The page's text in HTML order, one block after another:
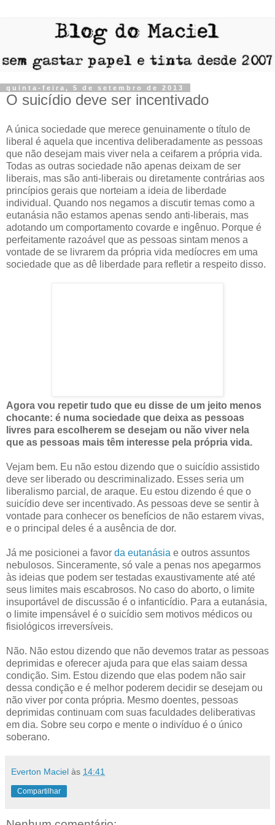
quinta-feira, 5 de setembro de 2013
O suicídio deve ser incentivado
A única sociedade que merece genuinamente o título de
liberal é aquela que incentiva deliberadamente as pessoas
que não desejam mais viver nela a ceifarem a própria vida.
Todas as outras sociedade não apenas deixam de ser
liberais, mas são anti-liberais ou diretamente contrárias aos
princípios gerais que norteiam a ideia de liberdade
individual. Quando nos negamos a discutir temas como a
eutanásia não estamos apenas sendo anti-liberais, mas
adotando um comportamento covarde e ingênuo. Porque é
perfeitamente razoável que as pessoas sintam menos a
vontade de se livrarem da própria vida medíocres em uma
sociedade que as dê liberdade para refletir a respeito disso.
Agora vou repetir tudo que eu disse de um jeito menos
chocante: é numa sociedade que deixa as pessoas
livres para escolherem se desejam ou não viver nela
que as pessoas mais têm interesse pela própria vida.
Vejam bem. Eu não estou dizendo que o suicídio assistido
deve ser liberado ou descriminalizado. Esses seria um
liberalismo parcial, de araque. Eu estou dizendo é que o
suicídio deve ser incentivado. As pessoas deve se sentir à
vontade para conhecer os benefícios de não estarem vivas,
e o principal deles é a ausência de dor.
Já me posicionei a favor da eutanásia e outros assuntos
nebulosos. Sinceramente, só vale a penas nos apegarmos
às ideias que podem ser testadas exaustivamente até até
seus limites mais escabrosos. No caso do aborto, o limite
insuportável de discussão é o infanticídio. Para a eutanásia,
o limite impensável é o suicídio sem motivos médicos ou
fisiológicos irreversíveis.
Não. Não estou dizendo que não devemos tratar as pessoas
deprimidas e oferecer ajuda para que elas saiam dessa
condição. Sim. Estou dizendo que elas podem não sair
dessa condição e é melhor poderem decidir se desejam ou
não viver por conta própria. Mesmo doentes, pessoas
deprimidas continuam com suas faculdades deliberativas
em dia. Sobre seu corpo e mente o indivíduo é o único
soberano.
Everton Maciel às 14:41
Compartilhar